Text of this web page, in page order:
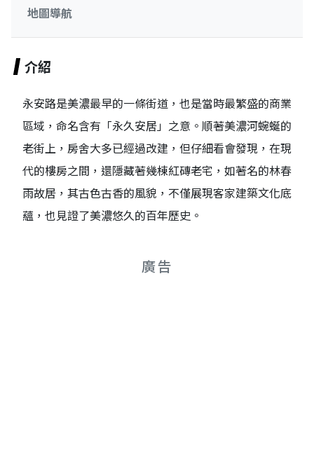
地圖導航
介紹
永安路是美濃最早的一條街道，也是當時最繁盛的商業
區域，命名含有「永久安居」之意。順著美濃河蜿蜒的
老街上，房舍大多已經過改建，但仔細看會發現，在現
代的樓房之間，還隱藏著幾棟紅磚老宅，如著名的林春
雨故居，其古色古香的風貌，不僅展現客家建築文化底
蘊，也見證了美濃悠久的百年歷史。
廣告